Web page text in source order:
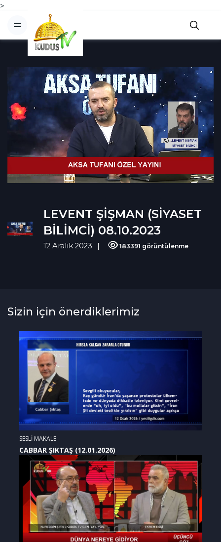
>
LEVENT ŞİŞMAN (SİYASET
BİLİMCİ) 08.10.2023
12 Aralık 2023 183391 görüntülenme
Sizin için önerdiklerimiz
SESLİ MAKALE
CABBAR ŞIKTAŞ (12.01.2026)